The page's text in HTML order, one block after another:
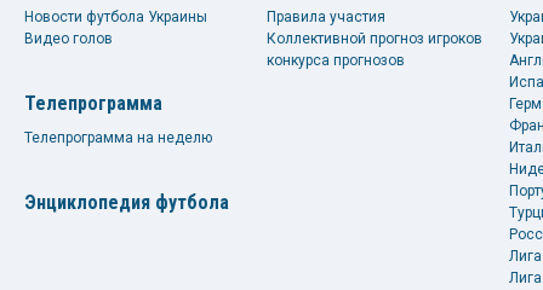
Новости футбола Украины
Видео голов
Телепрограмма
Телепрограмма на неделю
Энциклопедия футбола
Правила участия
Коллективной прогноз игроков
конкурса прогнозов